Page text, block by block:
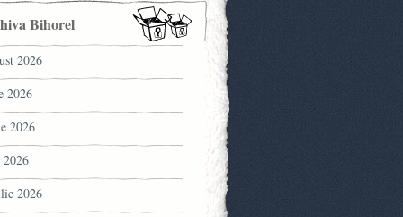
Bihorel
2026
2026
2026
2026